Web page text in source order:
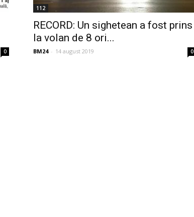
0
112
RECORD: Un sighetean a fost prins
la volan de 8 ori...
BM24 - 14 august 2019 0